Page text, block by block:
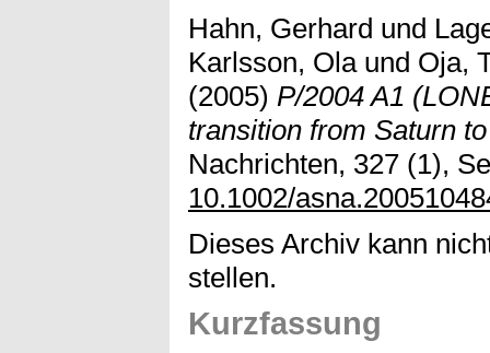
Hahn, Gerhard und
Karlsson, Olaund Oja,
(2005) P/2004 A1
transition from Saturn
Nachrichten, 327 (1),
10.1002/
Dieses Archiv kann
stellen.
Kurzfassung